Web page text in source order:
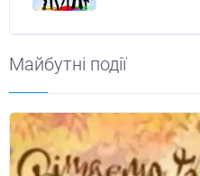
Майбутні події